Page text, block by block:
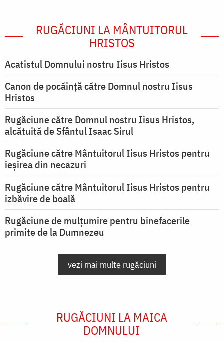
RUGĂCIUNI LA MÂNTUITORUL
HRISTOS
Acatistul Domnului nostru Iisus Hristos
Canon de pocăință către Domnul nostru Iisus
Hristos
Rugăciune către Domnul nostru Iisus Hristos,
alcătuită de Sfântul Isaac Sirul
Rugăciune către Mântuitorul Iisus Hristos pentru
ieşirea din necazuri
Rugăciune către Mântuitorul Iisus Hristos pentru
izbăvire de boală
Rugăciune de mulțumire pentru binefacerile
primite de la Dumnezeu
vezi mai multe rugăciuni
RUGĂCIUNI LA MAICA
DOMNULUI